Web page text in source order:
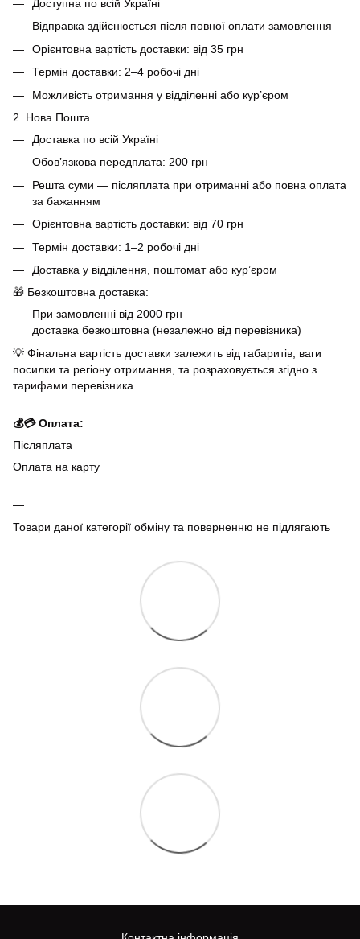
Доступна по всій Україні
Відправка здійснюється після повної оплати замовлення
Орієнтовна вартість доставки: від 35 грн
Термін доставки: 2–4 робочі дні
Можливість отримання у відділенні або кур’єром
2. Нова Пошта
Доставка по всій Україні
Обов’язкова передплата: 200 грн
Решта суми — післяплата при отриманні або повна оплата
за бажанням
Орієнтовна вартість доставки: від 70 грн
Термін доставки: 1–2 робочі дні
Доставка у відділення, поштомат або кур’єром
🎁 Безкоштовна доставка:
При замовленні від 2000 грн —
доставка безкоштовна (незалежно від перевізника)
💡 Фінальна вартість доставки залежить від габаритів, ваги
посилки та регіону отримання, та розраховується згідно з
тарифами перевізника.
💰💳 Оплата:
Післяплата
Оплата на карту
Товари даної категорії обміну та поверненню не підлягають